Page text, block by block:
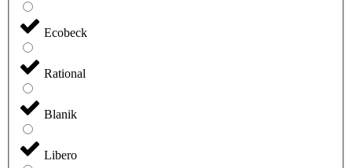
Ecobeck
Rational
Blanik
Libero